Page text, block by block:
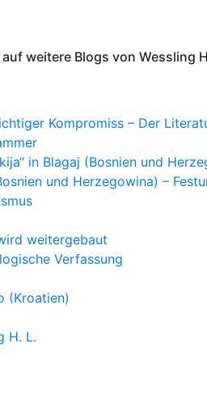
weitere Blogs von Wessling
Kompromiss – Der
in Blagaj (Bosnien und
und Herzegowina) –
weitergebaut
Verfassung
(Kroatien)
H. L.